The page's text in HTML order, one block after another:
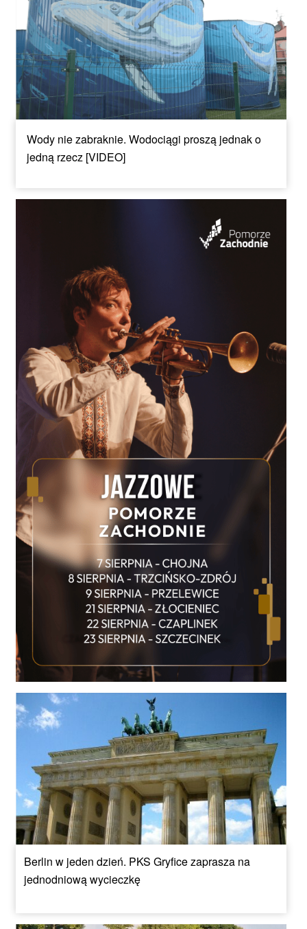
Wody nie zabraknie. Wodociągi proszą jednak o
jedną rzecz [VIDEO]
Berlin w jeden dzień. PKS Gryfice zaprasza na
jednodniową wycieczkę